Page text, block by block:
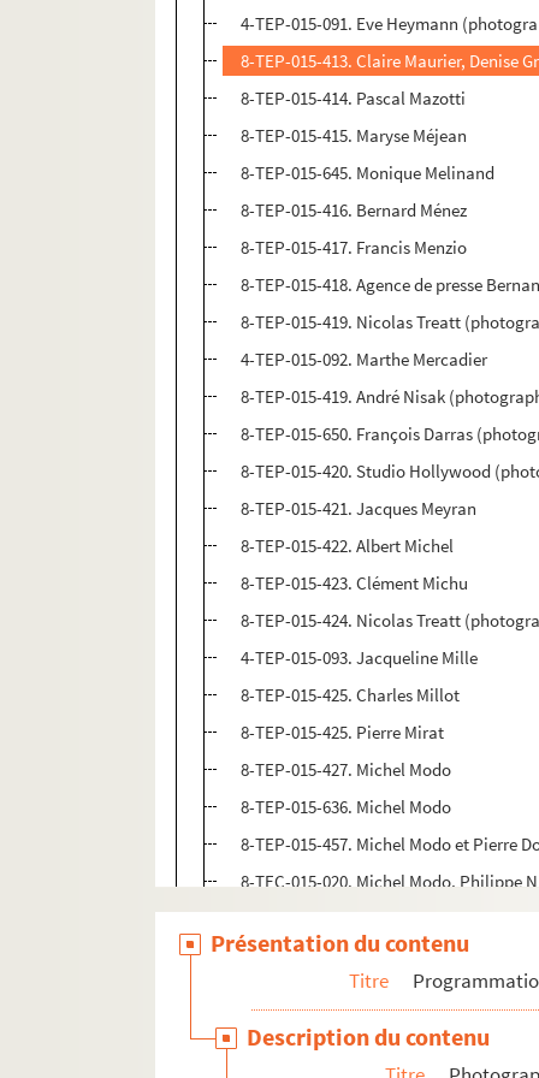
4-TEP-015-091. Eve Heymann
8-TEP-015-413. Claire Maurier, Denise
8-TEP-015-414. Pascal Mazotti
8-TEP-015-415. Maryse Méjean
8-TEP-015-645. Monique Melinand
8-TEP-015-416. Bernard Ménez
8-TEP-015-417. Francis Menzio
8-TEP-015-418. Agence de presse
8-TEP-015-419. Nicolas Treatt
4-TEP-015-092. Marthe Mercadier
8-TEP-015-419. André Nisak
8-TEP-015-650. François Darras
8-TEP-015-420. Studio Hollywood
8-TEP-015-421. Jacques Meyran
8-TEP-015-422. Albert Michel
8-TEP-015-423. Clément Michu
8-TEP-015-424. Nicolas Treatt
4-TEP-015-093. Jacqueline Mille
8-TEP-015-425. Charles Millot
8-TEP-015-425. Pierre Mirat
8-TEP-015-427. Michel Modo
8-TEP-015-636. Michel Modo
8-TEP-015-457. Michel Modo et Pierre
8-TEC-015-020. Michel Modo, Philippe
8-TEP-015-428. Studio Harcourt
8-TEP-015-429. Georges Pierre
8-TEP-015-430. Y-Paris (photographe).
8-TEP-015-431. Françoise Moncey
8-TEP-015-432. Studio Vallois
Présentation du contenu
Titre
Description du contenu